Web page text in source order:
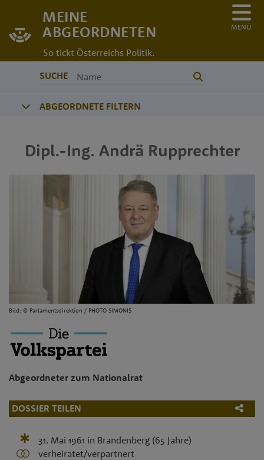
MEINE
ABGEORDNETEN
So tickt Österreichs Politik.
MENÜ
SUCHE
ABGEORDNETE FILTERN
Dipl.-Ing. Andrä Rupprechter
Bild: © Parlamentsdirektion / PHOTO SIMONIS
Abgeordneter zum Nationalrat
DOSSIER TEILEN
31. Mai 1961 in Brandenberg (65 Jahre)
verheiratet/verpartnert